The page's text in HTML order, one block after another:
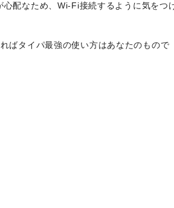
心配なため、Wi-Fi接続するように気をつ
ばタイパ最強の使い方はあなたのもので